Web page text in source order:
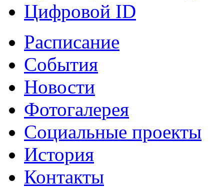
Цифровой ID
Расписание
События
Новости
Фотогалерея
Социальные проекты
История
Контакты